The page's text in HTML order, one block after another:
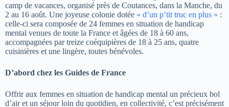
camp de vacances, organisé près de Coutances, dans la Manche, du
2 au 16 août. Une joyeuse colonie dotée « d’un p’tit truc en plus » :
celle-ci sera composée de 24 femmes en situation de handicap
mental venues de toute la France et âgées de 18 à 60 ans,
accompagnées par treize coéquipières de 18 à 25 ans, quatre
cuisinières et une lingère, toutes bénévoles.
D’abord chez les Guides de France
Offrir aux femmes en situation de handicap mental un précieux bol
d’air et un séjour loin du quotidien, en collectivité, c’est précisément